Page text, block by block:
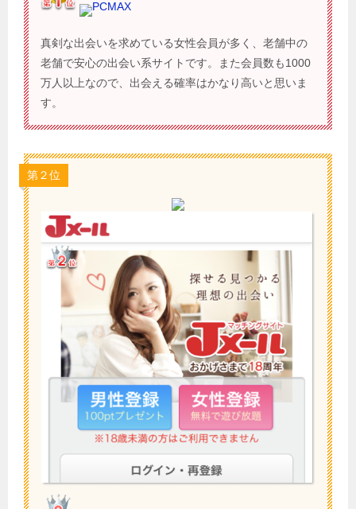
PCMAX
真剣な出会いを求めている女性会員が多く、老舗中の
老舗で安心の出会い系サイトです。また会員数も1000
万人以上なので、出会える確率はかなり高いと思いま
す。
第２位